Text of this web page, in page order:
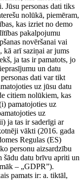
Jūsu personas dati tiks
nolūkā, piemēram,
kas izriet no demo
pakalpojumu
novēršanai vai
kā arī saziņai ar jums
ja tas ir pamatots, jo
un datu
dati var tikt
uz jūsu datu
citiem nolūkiem, kas
pamatojoties uz
uz
ja tas ir saderīgi ar
vākti (2016. gada
Regulas (ES)
personu aizsardzību
šādu datu brīvu apriti un
– „GDPR”).
pamats ir: a. tiktāl,